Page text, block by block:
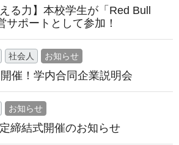
る力】本校学生が「Red Bull
サポートとして参加！
社会人 お知らせ
開催！学内合同企業説明会
お知らせ
締結式開催のお知らせ